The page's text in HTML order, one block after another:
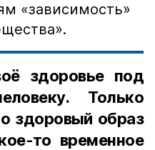
«зависимость»
здоровье под
Только
здоровый образ
то временное